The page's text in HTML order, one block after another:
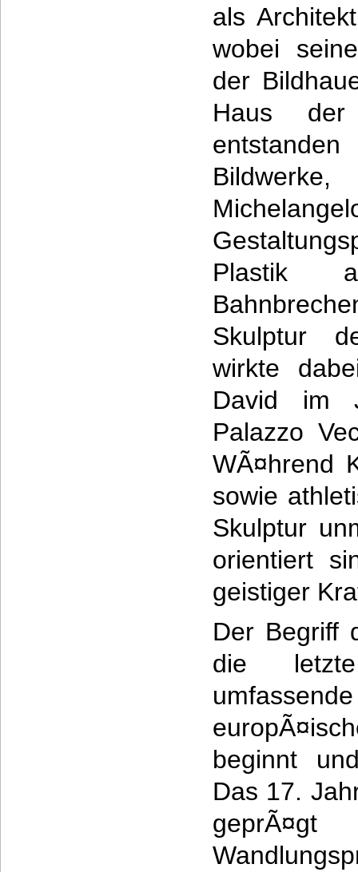
als
wobei
der
Haus der
Plastik
Skulptur
wirkte
David im
Palazzo
WÃ¤hrend
sowie
Skulptur
orientiert
geistiger
Der Begriff
die
beginnt
Das 17.